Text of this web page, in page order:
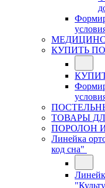
КУПИТЬ
ТОВАРЫ
ПОРОЛОН
Линейка
код сна"